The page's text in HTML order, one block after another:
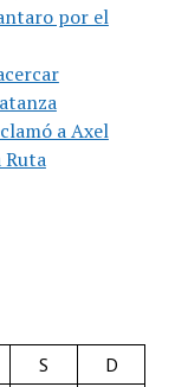
por el
a Axel
S
D